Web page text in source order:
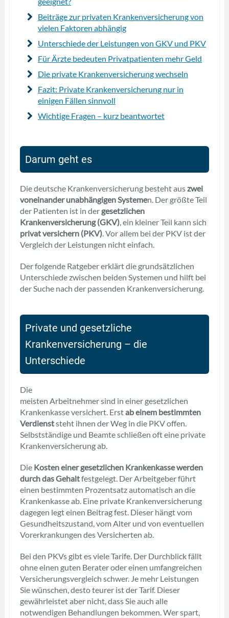
Beiträge zur privaten Krankenversicherung von
vielen Faktoren abhängig
Unterschiede der Leistungen von GKV und PKV
Für Ärzte bedeuten Privatpatienten mehr Geld
Die private Krankenversicherung wechseln
Fazit: Private Krankenversicherung nur in
einigen Fällen sinnvoll
Wichtige Fragen – kurz beantwortet
Darum geht es
Die deutsche Krankenversicherung besteht auszwei
voneinander unabhängigen Systemen. Der größte Teil
der Patienten ist in der gesetzlichen
Krankenversicherung (GKV), ein kleiner Teil kann sich
privat versichern (PKV). Vor allem bei der PKV ist der
Vergleich der Leistungen nicht einfach.
Der folgende Ratgeber erklärt die grundsätzlichen
Unterschiede zwischen beiden Systemen und hilft bei
der Suche nach der passenden Krankenversicherung.
Private und gesetzliche
Krankenversicherung – die
Unterschiede
Die
meisten Arbeitnehmer sind in einer gesetzlichen
Krankenkasse versichert. Erstab einem bestimmten
Verdienststeht ihnen der Weg in die PKV offen.
Selbstständige und Beamte schließen oft eine private
Krankenversicherung ab.
Die Kosten einer gesetzlichen Krankenkasse werden
durch das Gehaltfestgelegt. Der Arbeitgeber führt
einen bestimmten Prozentsatz automatisch an die
Krankenkasse ab. Eine private Krankenversicherung
dagegen legt einen Beitrag fest. Dieser hängt vom
Gesundheitszustand, vom Alter und von eventuellen
Vorerkrankungen des Versicherten ab.
Bei den PKVs gibt es viele Tarife. Der Durchblick fällt
ohne einen guten Berater oder einen umfangreichen
Versicherungsvergleich schwer. Je mehr Leistungen
Sie wünschen, desto teurer ist der Tarif. Dieser
gewährleistet aber nicht, dass Sie auch alle
notwendigen Behandlungen bekommen. Wer spart,